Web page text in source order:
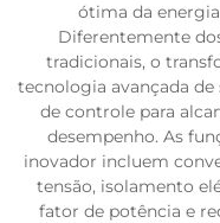
ótima da
Diferentemente
tradicionais, o
tecnologia avançada
de controle para
desempenho. As
inovador incluem
tensão, isolamento
fator de potência e